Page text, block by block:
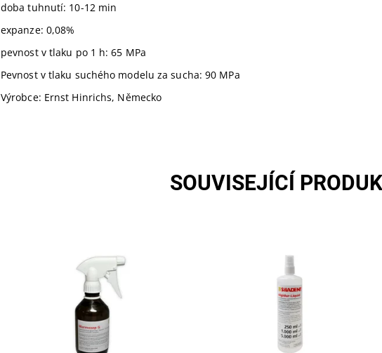
doba tuhnutí: 10-12 min
expanze: 0,08%
pevnost v tlaku po 1 h: 65 MPa
Pevnost v tlaku suchého modelu za sucha: 90 MPa
Výrobce: Ernst Hinrichs, Německo
SOUVISEJÍCÍ
Marmosep G je speciální izolační
prostředek pro všechny dentální
sádry ( také pro podstavcové sádry
Skladem u
dodavatele
207331
Algidur liquid - neutralizace,
dezinfekce otisků 250ml
Skladem u
dodavatele
200740
SILADENT